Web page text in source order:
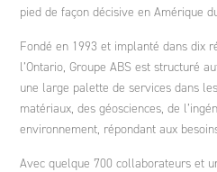
pied de façon décisive en Amérique
Fondé en 1993 et implanté dans dix
l’Ontario, Groupe ABS est structuré
une large palette de services dans
matériaux, des géosciences, de
environnement, répondant aux
Avec quelque 700 collaborateurs et